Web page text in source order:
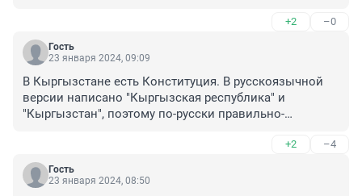
+2 –0
Гость
23 января 2024, 09:09
В Кыргызстане есть Конституция. В русскоязычной
версии написано "Кыргызская республика" и
"Кыргызстан", поэтому по-русски правильно-
+2 –4
Гость
23 января 2024, 08:50